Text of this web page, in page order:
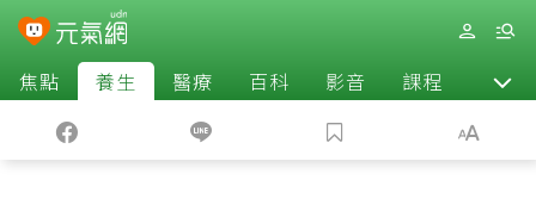
焦點 養生 醫療 百科 影音 課程 退休